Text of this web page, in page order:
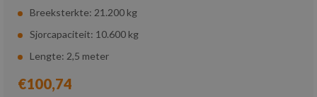
Breeksterkte: 21.200 kg
Sjorcapaciteit: 10.600 kg
Lengte: 2,5 meter
€100,74